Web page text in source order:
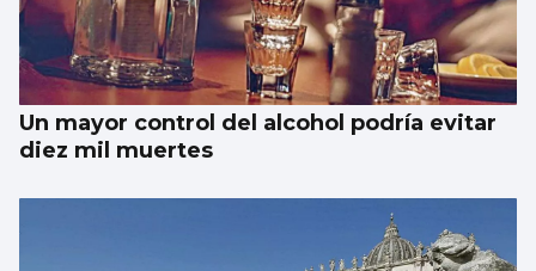
Un mayor control del alcohol podría evitar
diez mil muertes